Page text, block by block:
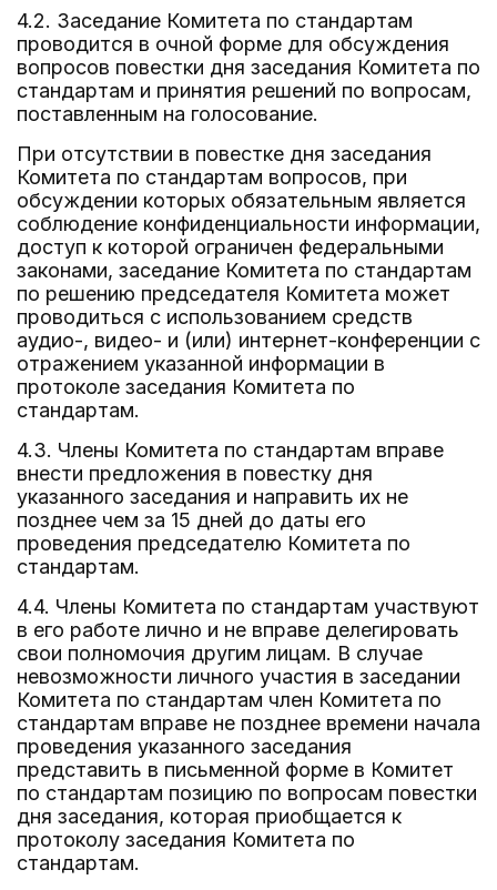
4.2. Заседание Комитета по стандартам
проводится в очной форме для обсуждения
вопросов повестки дня заседания Комитета по
стандартам и принятия решений по вопросам,
поставленным на голосование.
При отсутствии в повестке дня заседания
Комитета по стандартам вопросов, при
обсуждении которых обязательным является
соблюдение конфиденциальности информации,
доступ к которой ограничен федеральными
законами, заседание Комитета по стандартам
по решению председателя Комитета может
проводиться с использованием средств
аудио-, видео- и (или) интернет-конференции с
отражением указанной информации в
протоколе заседания Комитета по
стандартам.
4.3. Члены Комитета по стандартам вправе
внести предложения в повестку дня
указанного заседания и направить их не
позднее чем за 15 дней до даты его
проведения председателю Комитета по
стандартам.
4.4. Члены Комитета по стандартам участвуют
в его работе лично и не вправе делегировать
свои полномочия другим лицам. В случае
невозможности личного участия в заседании
Комитета по стандартам член Комитета по
стандартам вправе не позднее времени начала
проведения указанного заседания
представить в письменной форме в Комитет
по стандартам позицию по вопросам повестки
дня заседания, которая приобщается к
протоколу заседания Комитета по
стандартам.